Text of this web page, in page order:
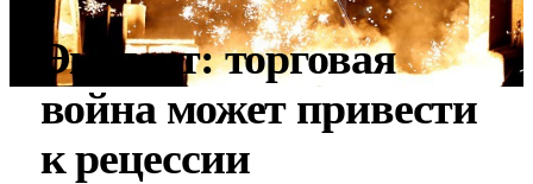
Эксперт: торговая
война может привести
к рецессии